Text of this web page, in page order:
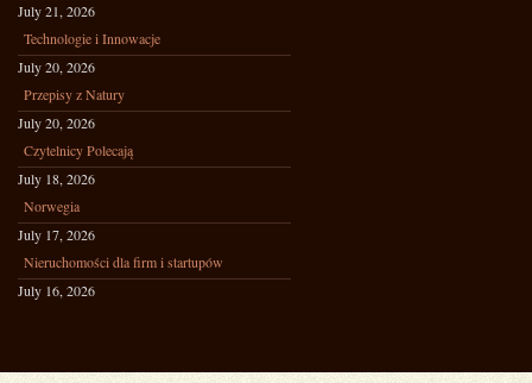
July 21, 2026
Technologie i Innowacje
July 20, 2026
Przepisy z Natury
July 20, 2026
Czytelnicy Polecają
July 18, 2026
Norwegia
July 17, 2026
Nieruchomości dla firm i startupów
July 16, 2026